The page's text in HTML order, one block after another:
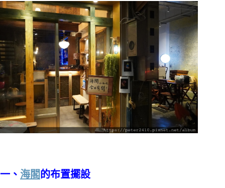
一、 海閣 的布置擺設